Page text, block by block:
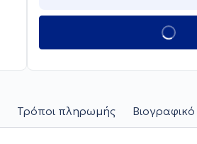
Τρόποι πληρωμής